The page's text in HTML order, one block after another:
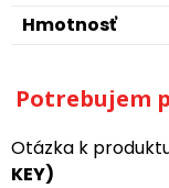
Hmotnosť
Potrebujem
Otázka k
KEY)